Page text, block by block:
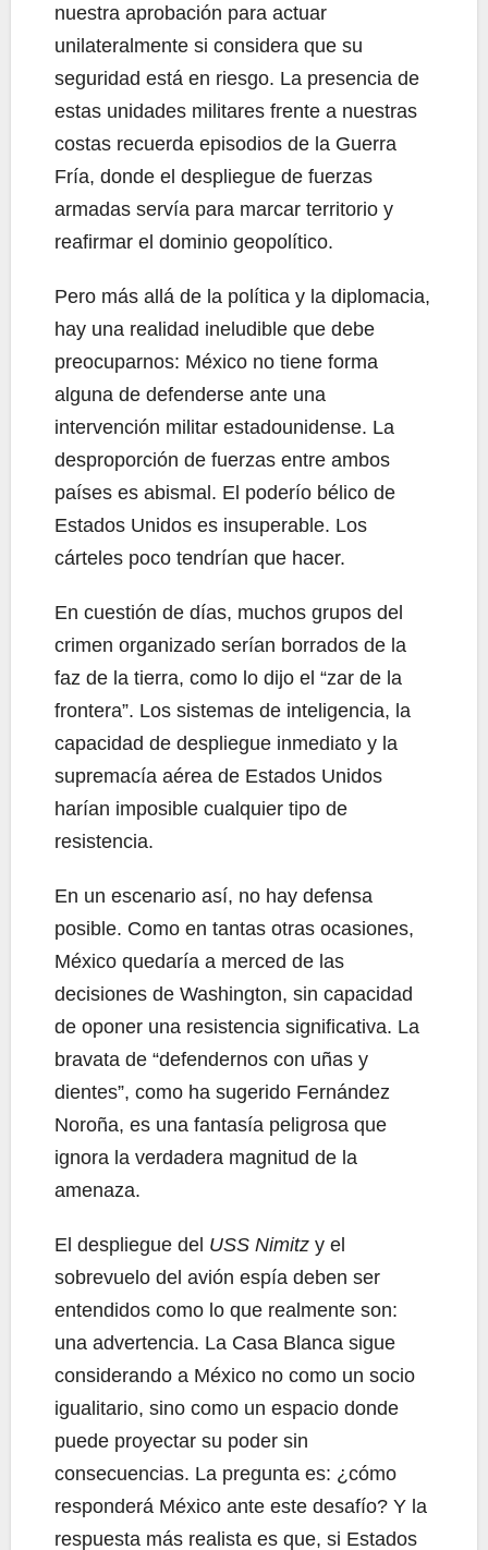
nuestra aprobación para actuar
unilateralmente si considera que su
seguridad está en riesgo. La presencia de
estas unidades militares frente a nuestras
costas recuerda episodios de la Guerra
Fría, donde el despliegue de fuerzas
armadas servía para marcar territorio y
reafirmar el dominio geopolítico.
Pero más allá de la política y la diplomacia,
hay una realidad ineludible que debe
preocuparnos: México no tiene forma
alguna de defenderse ante una
intervención militar estadounidense. La
desproporción de fuerzas entre ambos
países es abismal. El poderío bélico de
Estados Unidos es insuperable. Los
cárteles poco tendrían que hacer.
En cuestión de días, muchos grupos del
crimen organizado serían borrados de la
faz de la tierra, como lo dijo el “zar de la
frontera”. Los sistemas de inteligencia, la
capacidad de despliegue inmediato y la
supremacía aérea de Estados Unidos
harían imposible cualquier tipo de
resistencia.
En un escenario así, no hay defensa
posible. Como en tantas otras ocasiones,
México quedaría a merced de las
decisiones de Washington, sin capacidad
de oponer una resistencia significativa. La
bravata de “defendernos con uñas y
dientes”, como ha sugerido Fernández
Noroña, es una fantasía peligrosa que
ignora la verdadera magnitud de la
amenaza.
El despliegue del USS Nimitz y el
sobrevuelo del avión espía deben ser
entendidos como lo que realmente son:
una advertencia. La Casa Blanca sigue
considerando a México no como un socio
igualitario, sino como un espacio donde
puede proyectar su poder sin
consecuencias. La pregunta es: ¿cómo
responderá México ante este desafío? Y la
respuesta más realista es que, si Estados